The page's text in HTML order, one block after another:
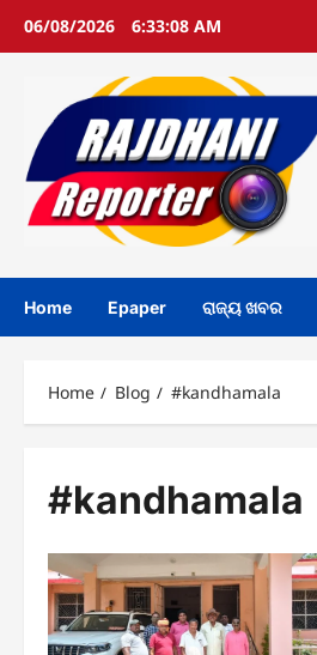
06/08/2026 6:33:09 AM
Home Epaper ରାଜ୍ୟ ଖବର
Home Blog #kandhamala
#kandhamala